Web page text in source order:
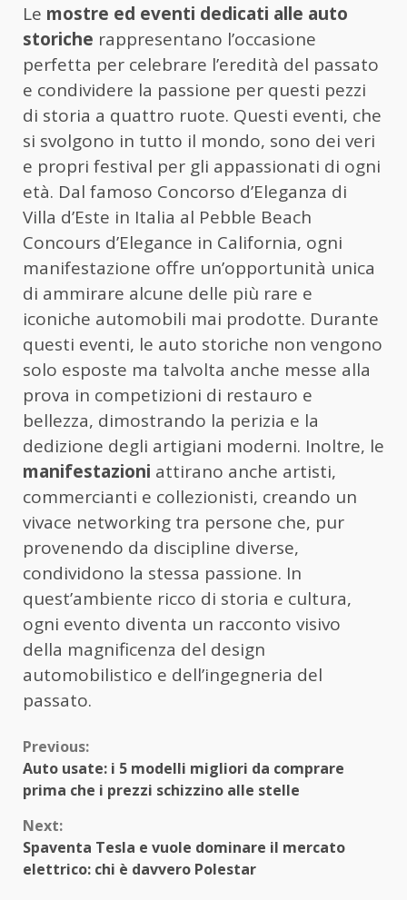
Le mostre ed eventi dedicati alle auto
storiche rappresentano l’occasione
perfetta per celebrare l’eredità del passato
e condividere la passione per questi pezzi
di storia a quattro ruote. Questi eventi, che
si svolgono in tutto il mondo, sono dei veri
e propri festival per gli appassionati di ogni
età. Dal famoso Concorso d’Eleganza di
Villa d’Este in Italia al Pebble Beach
Concours d’Elegance in California, ogni
manifestazione offre un’opportunità unica
di ammirare alcune delle più rare e
iconiche automobili mai prodotte. Durante
questi eventi, le auto storiche non vengono
solo esposte ma talvolta anche messe alla
prova in competizioni di restauro e
bellezza, dimostrando la perizia e la
dedizione degli artigiani moderni. Inoltre, le
manifestazioni attirano anche artisti,
commercianti e collezionisti, creando un
vivace networking tra persone che, pur
provenendo da discipline diverse,
condividono la stessa passione. In
quest’ambiente ricco di storia e cultura,
ogni evento diventa un racconto visivo
della magnificenza del design
automobilistico e dell’ingegneria del
passato.
Continue
Reading
Previous:
Auto usate: i 5 modelli migliori da comprare
prima che i prezzi schizzino alle stelle
Next:
Spaventa Tesla e vuole dominare il mercato
elettrico: chi è davvero Polestar